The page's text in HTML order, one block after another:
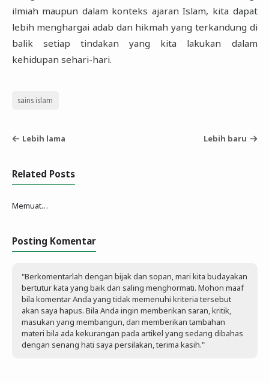
ilmiah maupun dalam konteks ajaran Islam, kita dapat
lebih menghargai adab dan hikmah yang terkandung di
balik setiap tindakan yang kita lakukan dalam
kehidupan sehari-hari.
sains islam
Lebih lama Lebih baru
Related Posts
Memuat…
Posting Komentar
"Berkomentarlah dengan bijak dan sopan, mari kita budayakan
bertutur kata yang baik dan saling menghormati. Mohon maaf
bila komentar Anda yang tidak memenuhi kriteria tersebut
akan saya hapus. Bila Anda ingin memberikan saran, kritik,
masukan yang membangun, dan memberikan tambahan
materi bila ada kekurangan pada artikel yang sedang dibahas
dengan senang hati saya persilakan, terima kasih."